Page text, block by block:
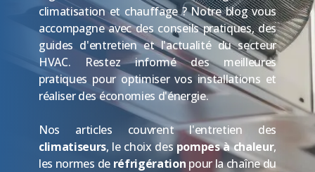
climatisation et chauffage ? Notre blog vous
accompagne avec des conseils pratiques, des
guides d'entretien et l'actualité du secteur
HVAC. Restez informé des meilleures
pratiques pour optimiser vos installations et
réaliser des économies d'énergie.
Nos articles couvrent l'entretien des
climatiseurs, le choix despompes à chaleur,
les normes de réfrigération pour la chaîne du